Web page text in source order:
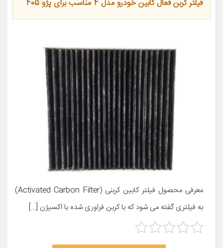
فیلتر کربن فعال کابین خودرو مدل 4 مناسب برای پژو 405
معرفی محصول فیلتر کابین کربنی (Activated Carbon Filter)
به فیلتری گفته می شود که با کربن فراوری شده با اکسیژن […]